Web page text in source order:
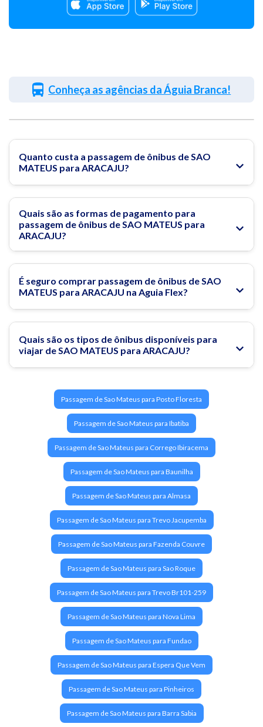
Conheça as agências da Águia Branca!
Quanto custa a passagem de ônibus de SAO
MATEUS para ARACAJU?
Quais são as formas de pagamento para
passagem de ônibus de SAO MATEUS para
ARACAJU?
É seguro comprar passagem de ônibus de SAO
MATEUS para ARACAJU na Aguia Flex?
Quais são os tipos de ônibus disponíveis para
viajar de SAO MATEUS para ARACAJU?
Passagem de Sao Mateus para Posto Floresta
Passagem de Sao Mateus para Ibatiba
Passagem de Sao Mateus para Corrego Ibiracema
Passagem de Sao Mateus para Baunilha
Passagem de Sao Mateus para Almasa
Passagem de Sao Mateus para Trevo Jacupemba
Passagem de Sao Mateus para Fazenda Couvre
Passagem de Sao Mateus para Sao Roque
Passagem de Sao Mateus para Trevo Br101-259
Passagem de Sao Mateus para Nova Lima
Passagem de Sao Mateus para Fundao
Passagem de Sao Mateus para Espera Que Vem
Passagem de Sao Mateus para Pinheiros
Passagem de Sao Mateus para Barra Sabia